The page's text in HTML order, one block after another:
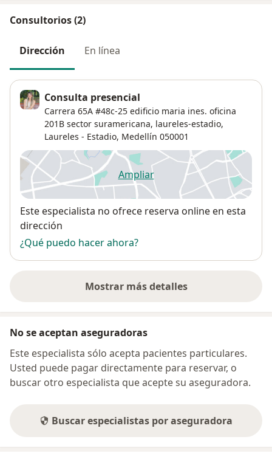
Consultorios (2)
Dirección En línea
Consulta presencial
Carrera 65A #48c-25 edificio maria ines. oficina
201B sector suramericana, laureles-estadio,
Laureles - Estadio, Medellín 050001
Ampliarse abre en una nueva
Disponibilidad
Este especialista no ofrece reserva online en esta
dirección
¿Qué puedo hacer ahora?
Mostrar más detalles
sobre la dirección
No se aceptan aseguradoras
Este especialista sólo acepta pacientes particulares.
Usted puede pagar directamente para reservar, o
buscar otro especialista que acepte su aseguradora.
Buscar especialistas por aseguradora